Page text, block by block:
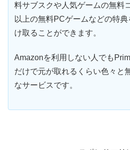
料サブスクや人気ゲームの無料
以上の無料PCゲームなどの特
け取ることができます。
Amazonを利用しない人でも
だけで元が取れるくらい色々と
なサービスです。